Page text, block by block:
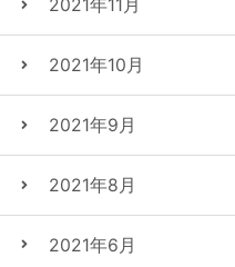
2021年11月
2021年10月
2021年9月
2021年8月
2021年6月